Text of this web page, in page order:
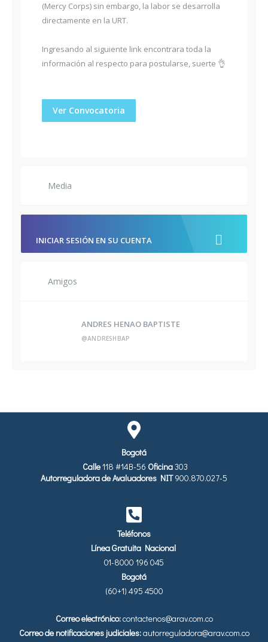
(Mercy Corps) sin embargo, la labor se desarrolla
directamente en la URT.
Ingresando al siguiente link encontrara toda la
información al respecto para postularse, suerte 👌
Ver Convocatoria
Media
INICIAR SESIÓN EN SU CUENTA
Amigos
ANDRES HENAO BAPTISTE
@ANDRESHBAP
Bogotá
Calle118 #14B-56 Oficina303
Autorreguladora de Avaluadores NIT900.870.027-5
Teléfonos
Línea Gratuita Nacional
01-8000 196 045
Bogotá
(60+1) 495 4500
Correo electrónico:contactenos@arav.com.co
Correo de notificaciones judiciales:autorreguladora@arav.com.co